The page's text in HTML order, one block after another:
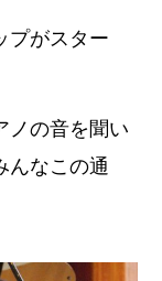
プがスター
ノの音を聞い
んなこの通